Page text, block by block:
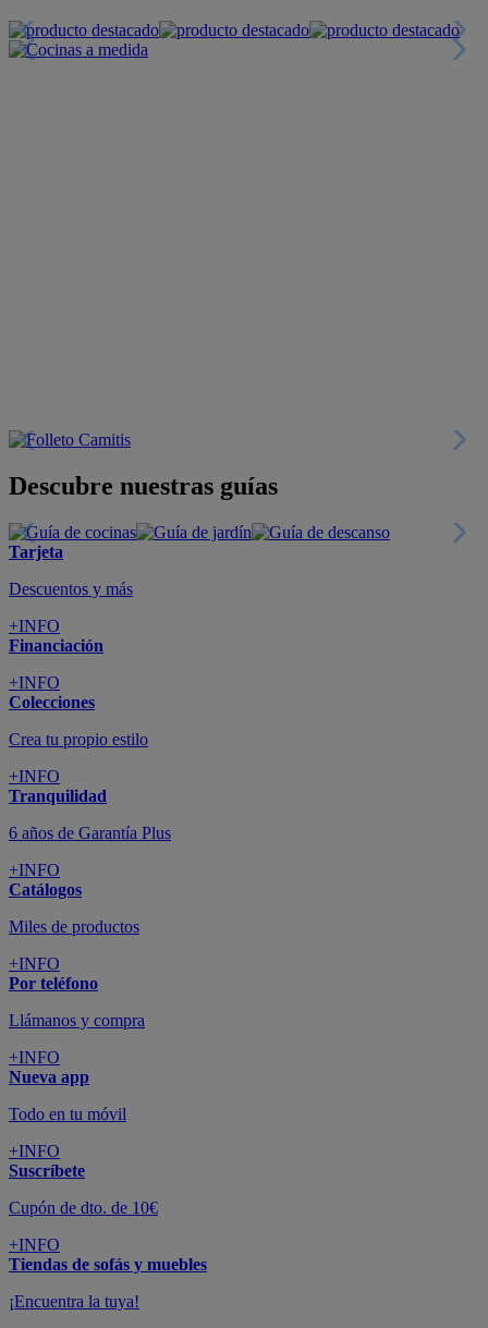
Descubre nuestras guías
Tarjeta
Descuentos y más
+INFO
Financiación
+INFO
Colecciones
Crea tu propio estilo
+INFO
Tranquilidad
6 años de Garantía Plus
+INFO
Catálogos
Miles de productos
+INFO
Por teléfono
Llámanos y compra
+INFO
Nueva app
Todo en tu móvil
+INFO
Suscríbete
Cupón de dto. de 10€
+INFO
Tiendas de sofás y muebles
¡Encuentra la tuya!